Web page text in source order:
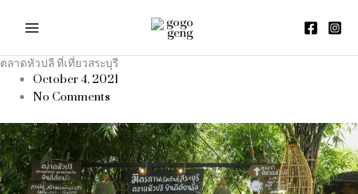
ตลาดหัวปลี ที่เที่ยวสระบุรี
October 4, 2021
No Comments